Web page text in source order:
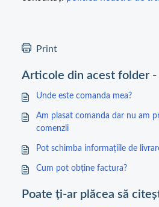
Print
Articole din acest folder -
Unde este comanda mea?
Am plasat comanda dar nu am
comenzii
Pot schimba informațiile de
Cum pot obține factura?
Poate ți-ar plăcea să